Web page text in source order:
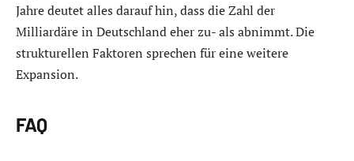
Jahre deutet alles darauf hin, dass die Zahl der
Milliardäre in Deutschland eher zu- als abnimmt. Die
strukturellen Faktoren sprechen für eine weitere
Expansion.
FAQ